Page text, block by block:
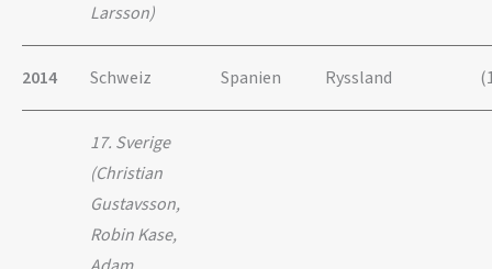
Larsson)
2014 Schweiz Spanien Ryssland
17. Sverige
(Christian
Gustavsson,
Robin Kase,